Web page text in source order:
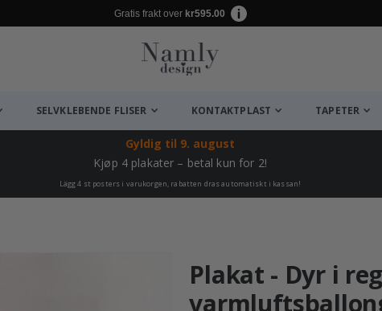
Gratis frakt over kr595.00
SELVKLEBENDE FLISER KONTAKTPLAST TAPETER
Gyldig til 9. august
Kjøp 4 plakater – betal kun for 2!
Lägg 4 st posters i varukorgen, rabatten dras automatiskt i kassan!
Plakat - Dyr i